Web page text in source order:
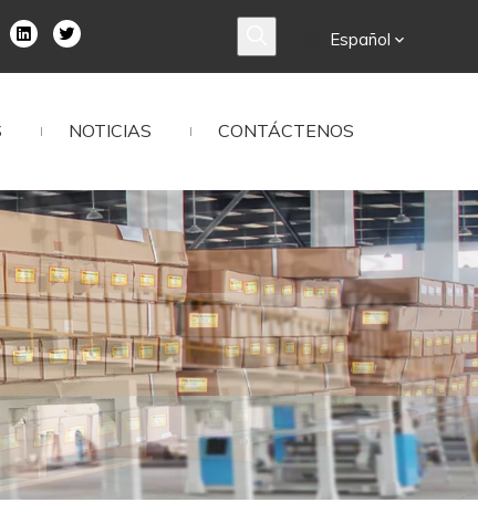
Español
NOTICIAS CONTÁCTENOS